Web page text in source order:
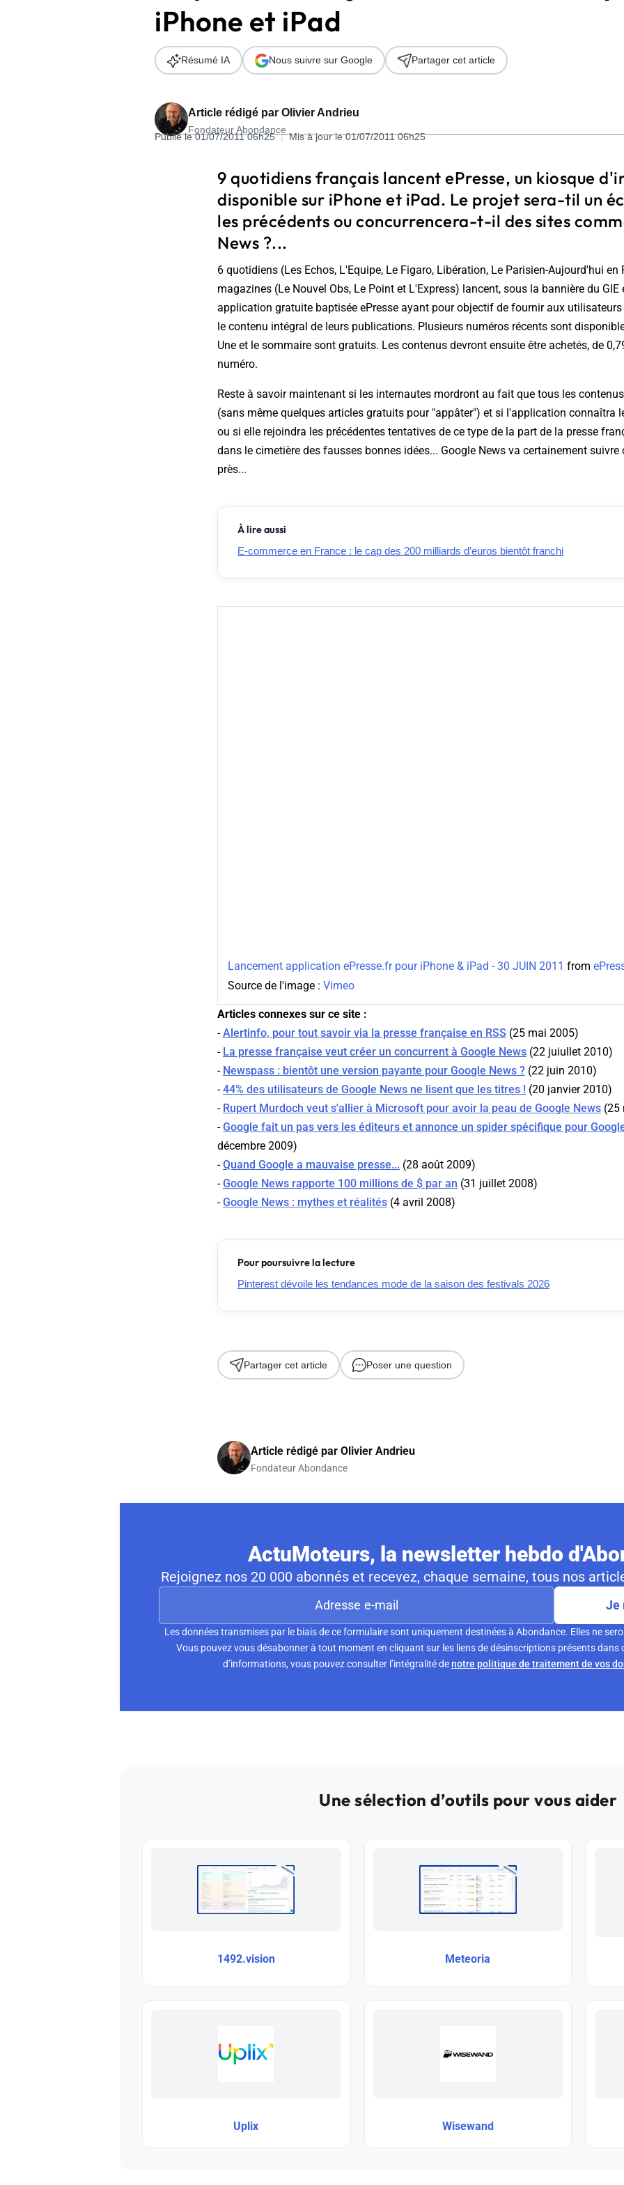
Télécharger l'Ebook
Formation SEO & GEO - Edition 2026
iPhone et iPad
Article rédigé par Olivier Andrieu
Fondateur Abondance
Publié le 01/07/2011 06h25 | Mis à jour le 01/07/2011 06h25
Résumé IA Nous suivre sur Google Partager cet article
9 quotidiens français lancent ePresse, un kiosque
disponible sur iPhone et iPad. Le projet sera-til un
les précédents ou concurrencera-t-il des sites
News ?...
6 quotidiens (Les Echos, L'Equipe, Le Figaro, Libération, Le Parisien-Aujourd'hui en
magazines (Le Nouvel Obs, Le Point et L'Express) lancent, sous la bannière du GIE
application gratuite baptisée ePresse ayant pour objectif de fournir aux
le contenu intégral de leurs publications. Plusieurs numéros récents sont
Une et le sommaire sont gratuits. Les contenus devront ensuite être achetés, de
numéro.
Reste à savoir maintenant si les internautes mordront au fait que tous les
(sans même quelques articles gratuits pour "appâter") et si l'application connaîtra
ou si elle rejoindra les précédentes tentatives de ce type de la part de la presse
dans le cimetière des fausses bonnes idées... Google News va certainement suivre
près...
À lire aussi
E-commerce en France : le cap des 200 milliards d’euros bientôt franchi
Lancement application ePresse.fr pour iPhone & iPad - 30 JUIN 2011 from
Source de l'image : Vimeo
Articles connexes sur ce site :
-Alertinfo, pour tout savoir via la presse française en RSS (25 mai 2005)
- La presse française veut créer un concurrent à Google News (22 juiullet 2010)
- Newspass : bientôt une version payante pour Google News ? (22 juin 2010)
-44% des utilisateurs de Google News ne lisent que les titres ! (20 janvier 2010)
- Rupert Murdoch veut s'allier à Microsoft pour avoir la peau de Google News (25
-Google fait un pas vers les éditeurs et annonce un spider spécifique pour
décembre 2009)
-Quand Google a mauvaise presse... (28 août 2009)
-Google News rapporte 100 millions de $ par an (31 juillet 2008)
-Google News : mythes et réalités (4 avril 2008)
Pour poursuivre la lecture
Pinterest dévoile les tendances mode de la saison des festivals 2026
Partager cet article Poser une question
Article rédigé par Olivier Andrieu
Fondateur Abondance
ActuMoteurs, la newsletter hebdo
Rejoignez nos 20 000 abonnés et recevez, chaque semaine, tous nos
Je
Les données transmises par le biais de ce formulaire sont uniquement destinées à Abondance. Elles ne
Vous pouvez vous désabonner à tout moment en cliquant sur les liens de désinscriptions présents dans
d’informations, vous pouvez consulter l’intégralité denotre politique de traitement de vos
Une sélection d’outils pour vous aider
1492.vision Meteoria
Uplix Wisewand